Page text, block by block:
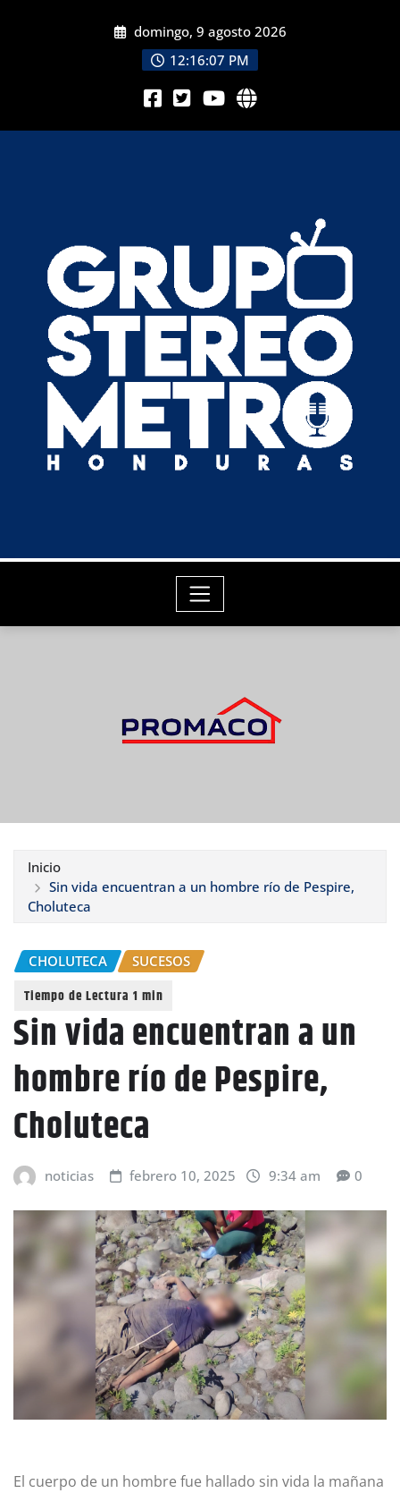
domingo, 9 agosto 2026
12:16:08 PM
Inicio
Sin vida encuentran a un hombre río de Pespire,
Choluteca
CHOLUTECA SUCESOS
Sin vida encuentran a un
hombre río de Pespire,
Choluteca
noticias febrero 10, 2025 9:34 am 0
El cuerpo de un hombre fue hallado sin vida la mañana